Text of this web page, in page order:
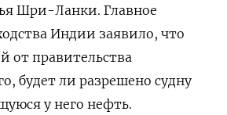
Шри-Ланки. Главное
Индии заявило, что
от правительства
будет ли разрешено судну
у него нефть.